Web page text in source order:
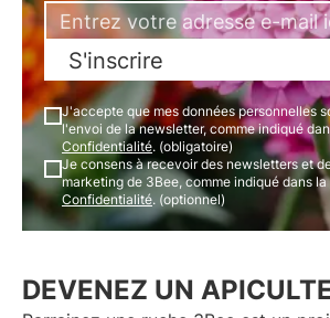
S'inscrire
J'accepte que mes données personnelles
l'envoi de la newsletter, comme indiqué
Confidentialité. (obligatoire)
Je consens à recevoir des newsletters et
marketing de 3Bee, comme indiqué dans la
Confidentialité. (optionnel)
DEVENEZ UN